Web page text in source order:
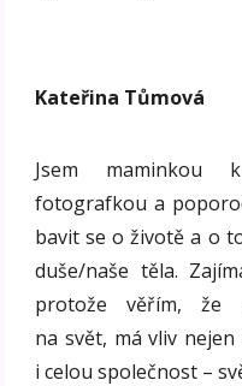
Kateřina Tůmová
Jsem maminkou
fotografkou a
bavit se o životě a o
duše/naše těla.
protože věřím, že
na svět, má vliv
i celou společnost –